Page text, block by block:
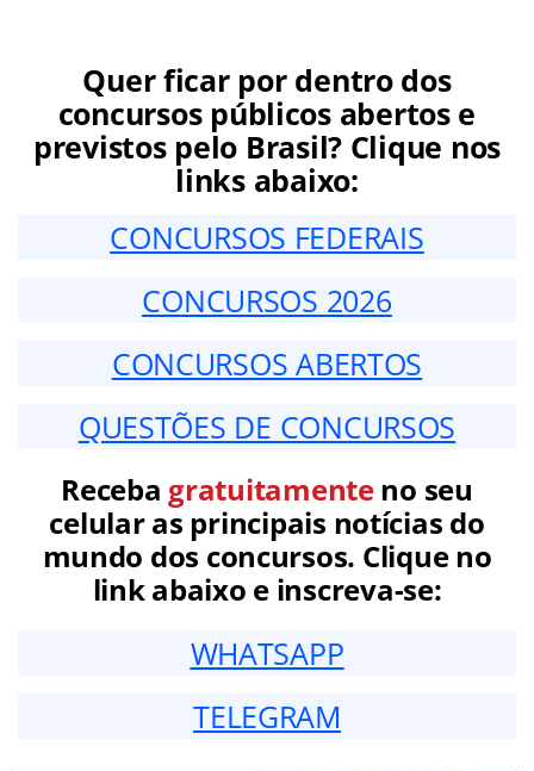
Quer ficar por dentro dos
concursos públicos abertos e
previstos pelo Brasil? Clique nos
links abaixo:
CONCURSOS FEDERAIS
CONCURSOS 2026
CONCURSOS ABERTOS
QUESTÕES DE CONCURSOS
Receba gratuitamenteno seu
celular as principais notícias do
mundo dos concursos. Clique no
link abaixo e inscreva-se:
WHATSAPP
TELEGRAM